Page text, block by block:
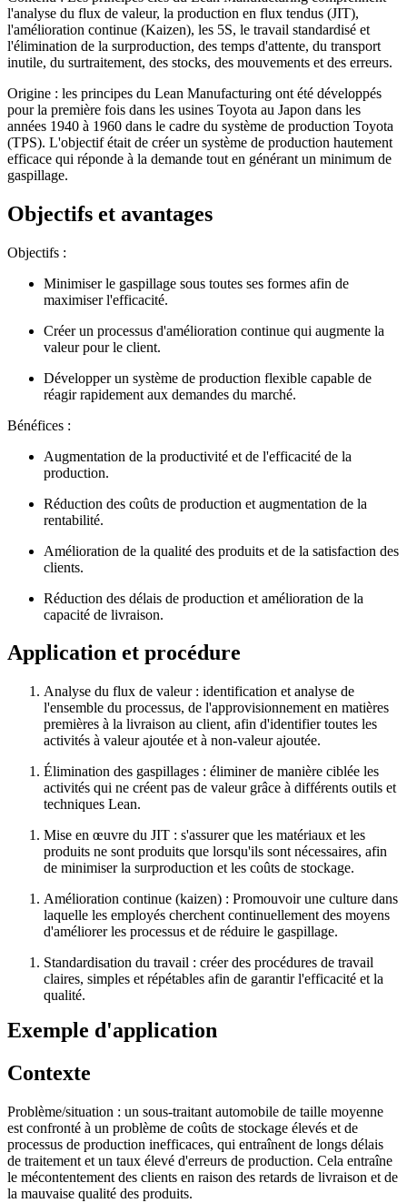
l'analyse du flux de valeur, la production en flux tendus (JIT),
l'amélioration continue (Kaizen), les 5S, le travail standardisé et
l'élimination de la surproduction, des temps d'attente, du transport
inutile, du surtraitement, des stocks, des mouvements et des erreurs.
Origine : les principes du Lean Manufacturing ont été développés
pour la première fois dans les usines Toyota au Japon dans les
années 1940 à 1960 dans le cadre du système de production Toyota
(TPS). L'objectif était de créer un système de production hautement
efficace qui réponde à la demande tout en générant un minimum de
gaspillage.
Objectifs et avantages
Objectifs :
Minimiser le gaspillage sous toutes ses formes afin de
maximiser l'efficacité.
Créer un processus d'amélioration continue qui augmente la
valeur pour le client.
Développer un système de production flexible capable de
réagir rapidement aux demandes du marché.
Bénéfices :
Augmentation de la productivité et de l'efficacité de la
production.
Réduction des coûts de production et augmentation de la
rentabilité.
Amélioration de la qualité des produits et de la satisfaction des
clients.
Réduction des délais de production et amélioration de la
capacité de livraison.
Application et procédure
Analyse du flux de valeur : identification et analyse de
l'ensemble du processus, de l'approvisionnement en matières
premières à la livraison au client, afin d'identifier toutes les
activités à valeur ajoutée et à non-valeur ajoutée.
Élimination des gaspillages : éliminer de manière ciblée les
activités qui ne créent pas de valeur grâce à différents outils et
techniques Lean.
Mise en œuvre du JIT : s'assurer que les matériaux et les
produits ne sont produits que lorsqu'ils sont nécessaires, afin
de minimiser la surproduction et les coûts de stockage.
Amélioration continue (kaizen) : Promouvoir une culture dans
laquelle les employés cherchent continuellement des moyens
d'améliorer les processus et de réduire le gaspillage.
Standardisation du travail : créer des procédures de travail
claires, simples et répétables afin de garantir l'efficacité et la
qualité.
Exemple d'application
Contexte
Problème/situation : un sous-traitant automobile de taille moyenne
est confronté à un problème de coûts de stockage élevés et de
processus de production inefficaces, qui entraînent de longs délais
de traitement et un taux élevé d'erreurs de production. Cela entraîne
le mécontentement des clients en raison des retards de livraison et de
la mauvaise qualité des produits.